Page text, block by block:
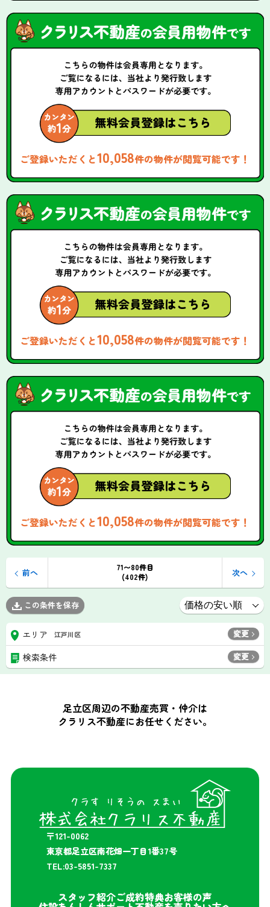
ご登録いただくと10,058件の物件が閲覧可能です！
ご登録いただくと10,058件の物件が閲覧可能です！
ご登録いただくと10,058件の物件が閲覧可能です！
71〜80件目
(402件)
前へ 次へ
この条件を保存
エリア 江戸川区 変更
検索条件 変更
足立区周辺の不動産売買・仲介は
クラリス不動産にお任せください。
〒121-0062
東京都足立区南花畑一丁目1番37号
TEL:03-5851-7337
スタッフ紹介ご成約特典お客様の声